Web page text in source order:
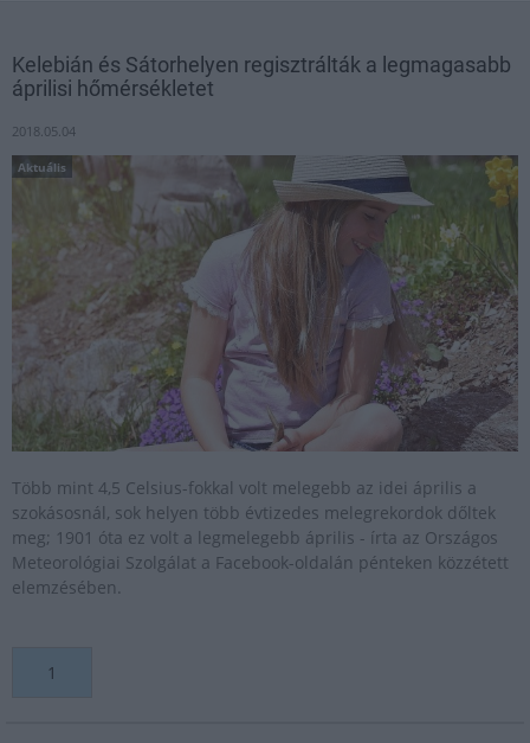
Kelebián és Sátorhelyen regisztrálták a legmagasabb
áprilisi hőmérsékletet
2018.05.04
Aktuális
Több mint 4,5 Celsius-fokkal volt melegebb az idei április a
szokásosnál, sok helyen több évtizedes melegrekordok dőltek
meg; 1901 óta ez volt a legmelegebb április - írta az Országos
Meteorológiai Szolgálat a Facebook-oldalán pénteken közzétett
elemzésében.
1